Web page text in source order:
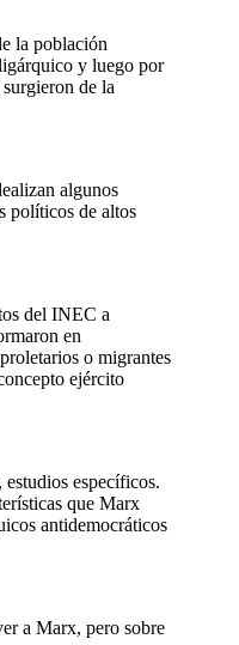
la población
y luego por
de la
algunos
políticos de altos
del INEC a
en
o migrantes
ejército
específicos.
que Marx
antidemocráticos
a Marx, pero sobre